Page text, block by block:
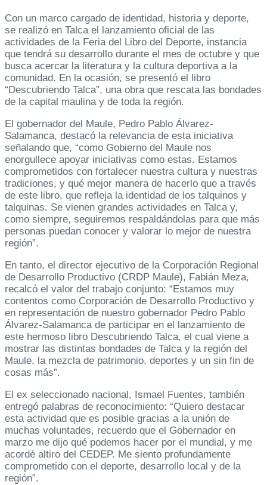
Con un marco cargado de identidad, historia y deporte,
se realizó en Talca el lanzamiento oficial de las
actividades de la Feria del Libro del Deporte, instancia
que tendrá su desarrollo durante el mes de octubre y que
busca acercar la literatura y la cultura deportiva a la
comunidad. En la ocasión, se presentó el libro
“Descubriendo Talca”, una obra que rescata las bondades
de la capital maulina y de toda la región.
El gobernador del Maule, Pedro Pablo Álvarez-
Salamanca, destacó la relevancia de esta iniciativa
señalando que, “como Gobierno del Maule nos
enorgullece apoyar iniciativas como estas. Estamos
comprometidos con fortalecer nuestra cultura y nuestras
tradiciones, y qué mejor manera de hacerlo que a través
de este libro, que refleja la identidad de los talquinos y
talquinas. Se vienen grandes actividades en Talca y,
como siempre, seguiremos respaldándolas para que más
personas puedan conocer y valorar lo mejor de nuestra
región”.
En tanto, el director ejecutivo de la Corporación Regional
de Desarrollo Productivo (CRDP Maule), Fabián Meza,
recalcó el valor del trabajo conjunto: “Estamos muy
contentos como Corporación de Desarrollo Productivo y
en representación de nuestro gobernador Pedro Pablo
Álvarez-Salamanca de participar en el lanzamiento de
este hermoso libro Descubriendo Talca, el cual viene a
mostrar las distintas bondades de Talca y la región del
Maule, la mezcla de patrimonio, deportes y un sin fin de
cosas más”.
El ex seleccionado nacional, Ismael Fuentes, también
entregó palabras de reconocimiento: “Quiero destacar
esta actividad que es posible gracias a la unión de
muchas voluntades, recuerdo que el Gobernador en
marzo me dijo qué podemos hacer por el mundial, y me
acordé altiro del CEDEP. Me siento profundamente
comprometido con el deporte, desarrollo local y de la
región”.